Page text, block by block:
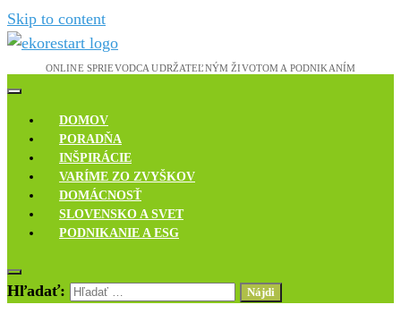
Skip to content
Ekoreštart
Novinky, rozhovory a inšpirácie
DOMOV
PORADŇA
INŠPIRÁCIE
VARÍME ZO ZVYŠKOV
DOMÁCNOSŤ
SLOVENSKO A SVET
PODNIKANIE A ESG
Hľadať: